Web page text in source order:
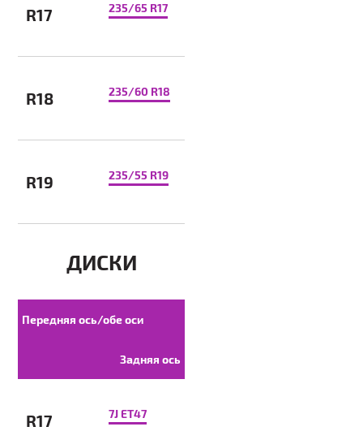
R17 235/65 R17
R18 235/60 R18
R19 235/55 R19
ДИСКИ
Передняя ось/обе оси
Задняя ось
R17 7J ET47